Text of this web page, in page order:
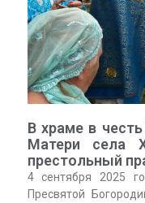
В храме в
Матери села
престольный
4 сентября 2025
Пресвятой